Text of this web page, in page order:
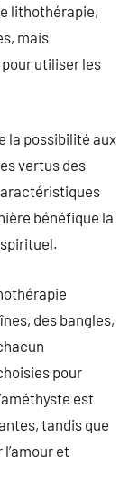
lithothérapie,
mais
utiliser les
la possibilité aux
vertus des
bénéfique la
des bangles,
pour
est
tandis que
et